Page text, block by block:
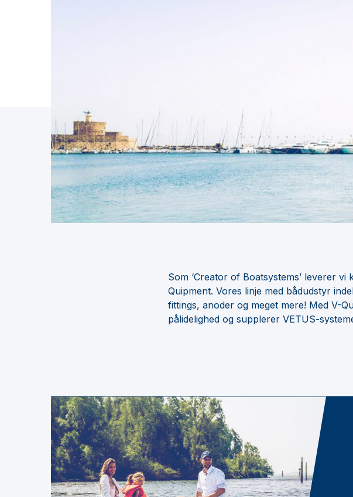
Som ‘Creator of Boatsystems’ leverer
Quipment. Vores linje med bådudstyr
fittings, anoder og meget mere! Med V-
pålidelighed og supplerer VETUS-